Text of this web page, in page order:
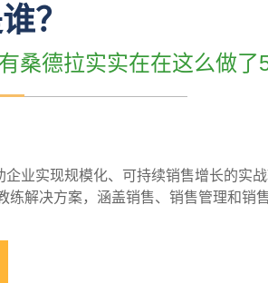
？
桑德拉实实在在这么做了
业实现规模化、可持续销售增长的实
练解决方案，涵盖销售、销售管理和销